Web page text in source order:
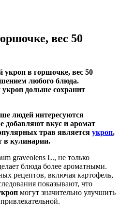
вес 50
в горшочке, вес 50
любого блюда.
дольше сохранит
людей интересуются
добавляют вкус и аромат
трав является укроп,
в кулинарии.
graveolens L., не только
блюда более ароматными.
рецептов, включая картофель,
показывают, что
могут значительно улучшить